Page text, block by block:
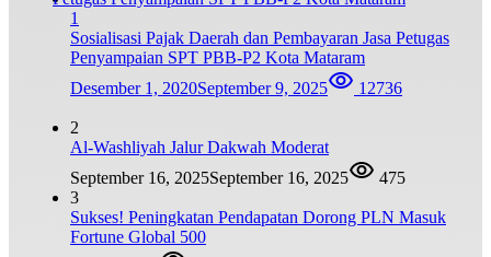
1
Sosialisasi Pajak Daerah dan Pembayaran Jasa Petugas
Penyampaian SPT PBB-P2 Kota Mataram
Desember 1, 2020September 9, 2025 12736
2
Al-Washliyah Jalur Dakwah Moderat
September 16, 2025September 16, 2025
475
3
Sukses! Peningkatan Pendapatan Dorong PLN Masuk
Fortune Global 500